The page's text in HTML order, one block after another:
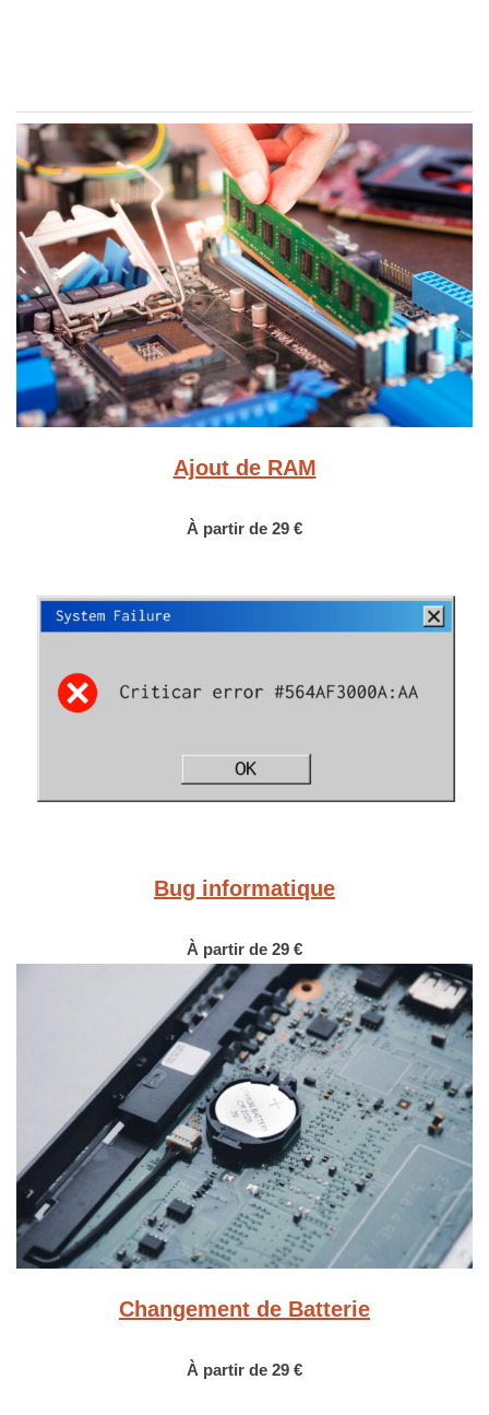
Ajout de RAM
À partir de 29 €
Bug informatique
À partir de 29 €
Changement de Batterie
À partir de 29 €